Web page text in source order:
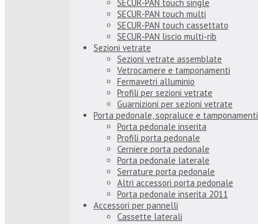
SECUR-PAN touch single
SECUR-PAN touch multi
SECUR-PAN touch cassettato
SECUR-PAN liscio multi-rib
Sezioni vetrate
Sezioni vetrate assemblate
Vetrocamere e tamponamenti
Fermavetri alluminio
Profili per sezioni vetrate
Guarnizioni per sezioni vetrate
Porta pedonale, sopraluce e tamponamenti
Porta pedonale inserita
Profili porta pedonale
Cerniere porta pedonale
Porta pedonale laterale
Serrature porta pedonale
Altri accessori porta pedonale
Porta pedonale inserita 2011
Accessori per pannelli
Cassette laterali